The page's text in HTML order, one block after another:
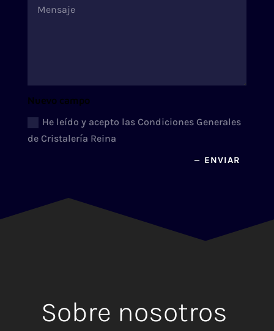
Nuevo campo
He leído y acepto las Condiciones Generales
de Cristalería Reina
ENVIAR
Sobre nosotros